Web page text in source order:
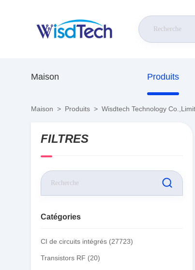
Maison Produits
Maison > Produits > Wisdtech Technology
FILTRES
Catégories
CI de circuits intégrés (27723)
Transistors RF (20)